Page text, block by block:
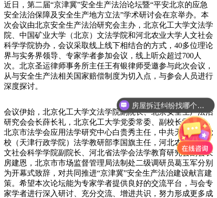
近日，第二届“京津冀”安全生产法治论坛暨“平安北京的应急
安全法治保障及安全生产地方立法”学术研讨会在京举办。本
次会议由北京安全生产法治研究会主办，北京化工大学文法学
院、中国矿业大学（北京）文法学院和河北农业大学人文社会
科学学院协办，会议采取线上线下相结合的方式，40多位理论
界与实务界领导、专家学者参加会议，线上听众超过700人
次。北京圣运律师事务所主任王有银律师受邀参与此次会议，
从与安全生产法相关国家赔偿制度为切入点，与参会人员进行
深度探讨。
会议伊始，北京化工大学文法学院副院长、北京安全生产法治
研究会会长薛长礼，北京化工大学党委常委、副校长雷涯邻，
北京市法学会应用法学研究中心白贵秀主任，中共天津市委党
校（天津行政学院）法学教研部李国旗主任，河北农业大学人
文社会科学学院副院长、河北省法学会法学教育研究会副会长
房建恩，北京市市场监督管理局法制处二级调研员葛玉军分别
为开幕式致辞，对共同推进“京津冀”安全生产法治建设献言建
策。希望本次论坛能为专家学者提供良好的交流平台，与会专
家学者进行深入研讨、充分交流、增进共识，努力形成更多成
房屋拆迁纠纷找哪个部门？